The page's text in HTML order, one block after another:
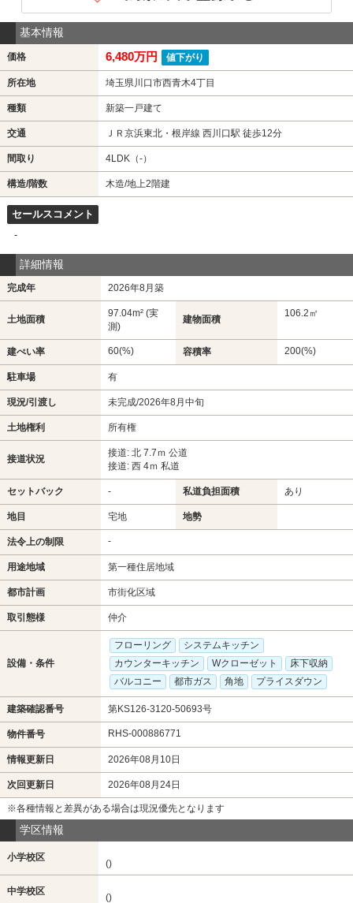
基本情報
価格 6,480万円 値下がり
所在地 埼玉県川口市西青木4丁目
種類 新築一戸建て
交通 ＪＲ京浜東北・根岸線 西川口駅 徒歩12分
間取り 4LDK（-）
構造/階数 木造/地上2階建
セールスコメント
-
詳細情報
完成年 2026年8月築
土地面積
97.04m² (実
測)
建物面積
106.2㎡
建ぺい率 60(%) 容積率 200(%)
駐車場 有
現況/引渡し 未完成/2026年8月中旬
土地権利 所有権
接道状況
接道: 北 7.7ｍ 公道
接道: 西 4ｍ 私道
セットバック - 私道負担面積 あり
地目 宅地 地勢
法令上の制限 -
用途地域 第一種住居地域
都市計画 市街化区域
取引態様 仲介
設備・条件
フローリング
システムキッチン
カウンターキッチン
Wクローゼット
床下収納
バルコニー
都市ガス 角地 プライスダウン
建築確認番号 第KS126-3120-50693号
物件番号 RHS-000886771
情報更新日 2026年08月10日
次回更新日 2026年08月24日
※各種情報と差異がある場合は現況優先となります
学区情報
小学校区
()
中学校区
()